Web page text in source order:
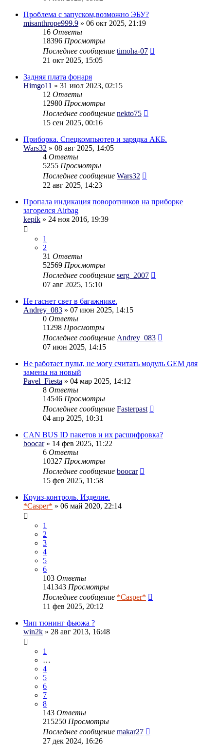
Проблема с запуском,возможно ЭБУ?
misanthrope999.9 » 06 окт 2025, 21:19
16 Ответы
18396 Просмотры
Последнее сообщение timoha-07
21 окт 2025, 15:05
Задняя плата фонаря
Himgo11 » 31 июл 2023, 02:15
12 Ответы
12980 Просмотры
Последнее сообщение nekto75
15 сен 2025, 00:16
Приборка. Спецкомпьютер и зарядка АКБ.
Wars32 » 08 авг 2025, 14:05
4 Ответы
5255 Просмотры
Последнее сообщение Wars32
22 авг 2025, 14:23
Пропала индикация поворотников на приборке
загорелся Airbag
kepik » 24 ноя 2016, 19:39
1
2
31 Ответы
52569 Просмотры
Последнее сообщение serg_2007
07 авг 2025, 15:10
Не гаснет свет в багажнике.
Andrey_083 » 07 июн 2025, 14:15
0 Ответы
11298 Просмотры
Последнее сообщение Andrey_083
07 июн 2025, 14:15
Не работает пульт, не могу считать модуль GEM для
замены на новый
Pavel_Fiesta » 04 мар 2025, 14:12
8 Ответы
14546 Просмотры
Последнее сообщение Fasterpast
04 апр 2025, 10:31
CAN BUS ID пакетов и их расшифровка?
boocar» 14 фев 2025, 11:22
6 Ответы
10327 Просмотры
Последнее сообщение boocar
15 фев 2025, 11:58
Круиз-контроль. Изделие.
*Casper* » 06 май 2020, 22:14
1
2
3
4
5
6
103 Ответы
141343 Просмотры
Последнее сообщение *Casper*
11 фев 2025, 20:12
Чип тюнинг фьюжа ?
win2k » 28 авг 2013, 16:48
1
…
4
5
6
7
8
143 Ответы
215250 Просмотры
Последнее сообщение makar27
27 дек 2024, 16:26